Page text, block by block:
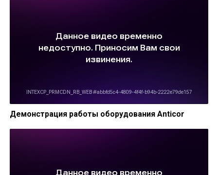
Демонстрация работы оборудования Anticor